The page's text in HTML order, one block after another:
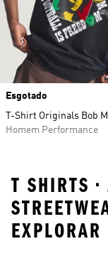
Esgotado
T-Shirt Originals Bob
Homem Performance
T SHIRTS •
EXPLORAR